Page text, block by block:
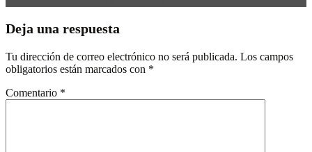
de
entradas
Deja una respuesta
Tu dirección de correo electrónico no será publicada. Los campos
obligatorios están marcados con *
Comentario *